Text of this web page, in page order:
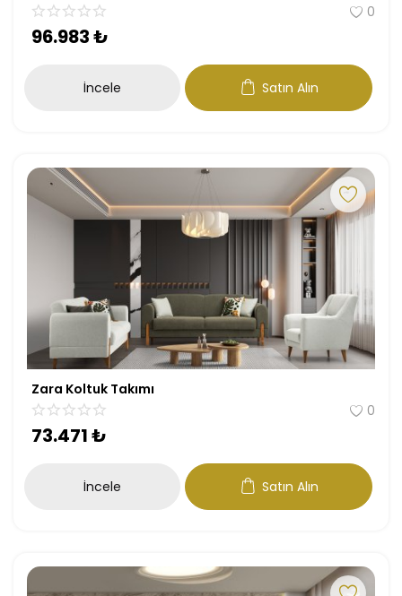
0
96.983₺
İncele Satın Alın
Zara Koltuk Takımı
0
73.471₺
İncele Satın Alın